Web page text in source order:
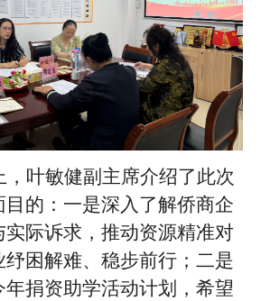
，叶敏健副主席介绍了此次
的：一是深入了解侨商企
实际诉求，推动资源精准对
困解难、稳步前行；二是
捐资助学活动计划，希望